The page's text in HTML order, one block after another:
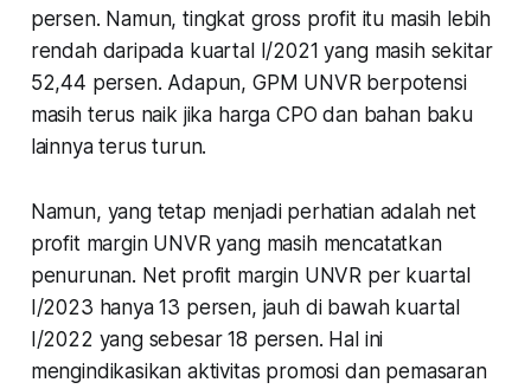
persen. Namun, tingkat gross profit itu masih lebih
rendah daripada kuartal I/2021 yang masih sekitar
52,44 persen. Adapun, GPM UNVR berpotensi
masih terus naik jika harga CPO dan bahan baku
lainnya terus turun.
Namun, yang tetap menjadi perhatian adalah net
profit marginUNVR yang masih mencatatkan
penurunan. Net profit margin UNVR per kuartal
I/2023 hanya 13 persen, jauh di bawah kuartal
I/2022 yang sebesar 18 persen. Hal ini
mengindikasikan aktivitas promosi dan pemasaran